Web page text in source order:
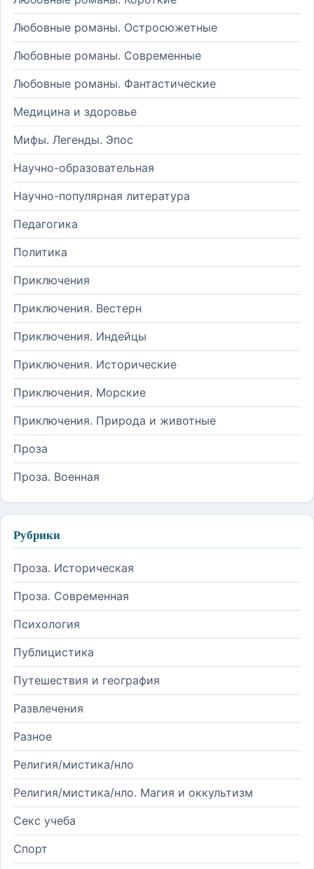
Любовные романы. Остросюжетные
Любовные романы. Современные
Любовные романы. Фантастические
Медицина и здоровье
Мифы. Легенды. Эпос
Научно-образовательная
Научно-популярная литература
Педагогика
Политика
Приключения
Приключения. Вестерн
Приключения. Индейцы
Приключения. Исторические
Приключения. Морские
Приключения. Природа и животные
Проза
Проза. Военная
Рубрики
Проза. Историческая
Проза. Современная
Психология
Публицистика
Путешествия и география
Развлечения
Разное
Религия/мистика/нло
Религия/мистика/нло. Магия и оккультизм
Секс учеба
Спорт